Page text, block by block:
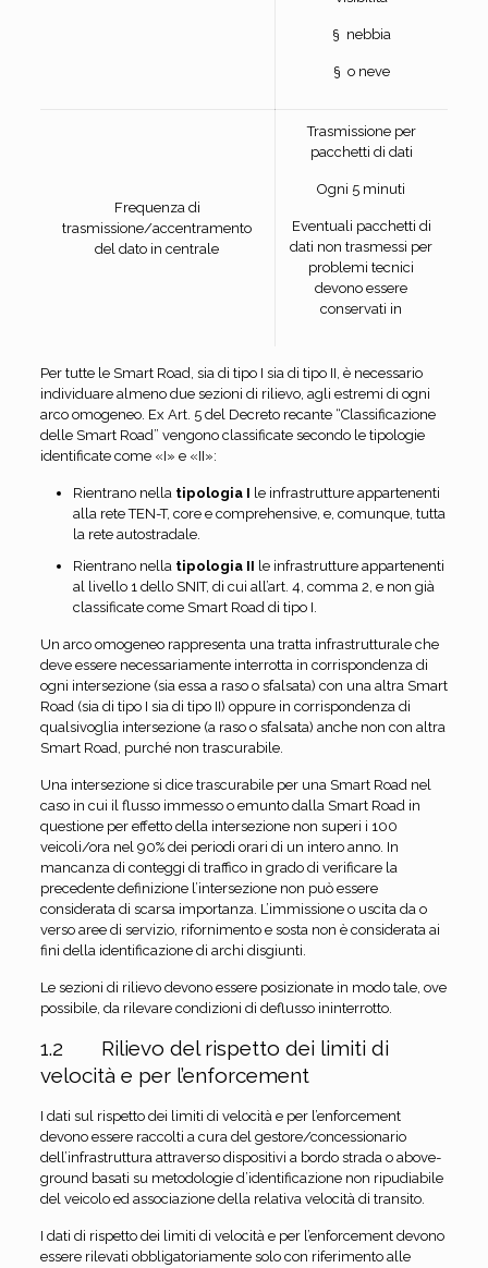
§ nebbia
§ o neve
Frequenza di
trasmissione/accentramento
del dato in centrale
Trasmissione per
pacchetti di dati
Ogni 5 minuti
Eventuali pacchetti di
dati non trasmessi per
problemi tecnici
devono essere
conservati in
Per tutte le Smart Road, sia di tipo I sia di tipo II, è necessario
individuare almeno due sezioni di rilievo, agli estremi di ogni
arco omogeneo. Ex Art. 5 del Decreto recante “Classificazione
delle Smart Road” vengono classificate secondo le tipologie
identificate come «I» e «II»:
Rientrano nella tipologia I le infrastrutture appartenenti
alla rete TEN-T, core e comprehensive, e, comunque, tutta
la rete autostradale.
Rientrano nella tipologia II le infrastrutture appartenenti
al livello 1 dello SNIT, di cui all’art. 4, comma 2, e non già
classificate come Smart Road di tipo I.
Un arco omogeneo rappresenta una tratta infrastrutturale che
deve essere necessariamente interrotta in corrispondenza di
ogni intersezione (sia essa a raso o sfalsata) con una altra Smart
Road (sia di tipo I sia di tipo II) oppure in corrispondenza di
qualsivoglia intersezione (a raso o sfalsata) anche non con altra
Smart Road, purché non trascurabile.
Una intersezione si dice trascurabile per una Smart Road nel
caso in cui il flusso immesso o emunto dalla Smart Road in
questione per effetto della intersezione non superi i 100
veicoli/ora nel 90% dei periodi orari di un intero anno. In
mancanza di conteggi di traffico in grado di verificare la
precedente definizione l’intersezione non può essere
considerata di scarsa importanza. L’immissione o uscita da o
verso aree di servizio, rifornimento e sosta non è considerata ai
fini della identificazione di archi disgiunti.
Le sezioni di rilievo devono essere posizionate in modo tale, ove
possibile, da rilevare condizioni di deflusso ininterrotto.
1.2 Rilievo del rispetto dei limiti di
velocità e per l’enforcement
I dati sul rispetto dei limiti di velocità e per l’enforcement
devono essere raccolti a cura del gestore/concessionario
dell’infrastruttura attraverso dispositivi a bordo strada o above-
ground basati su metodologie d’identificazione non ripudiabile
del veicolo ed associazione della relativa velocità di transito.
I dati di rispetto dei limiti di velocità e per l’enforcement devono
essere rilevati obbligatoriamente solo con riferimento alle